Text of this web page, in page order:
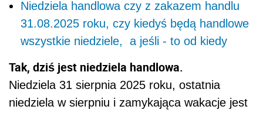
Niedziela handlowa czy z zakazem handlu
31.08.2025 roku, czy kiedyś będą handlowe
wszystkie niedziele, a jeśli - to od kiedy
Tak, dziś jest niedziela handlowa.
Niedziela 31 sierpnia 2025 roku, ostatnia
niedziela w sierpniu i zamykająca wakacje jest